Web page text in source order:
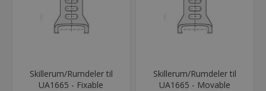
Skillerum/Rumdeler til
UA1665 - Fixable
Skillerum/Rumdeler til
UA1665 - Movable